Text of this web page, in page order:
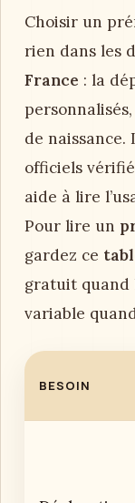
Choisir un
rien dans les
France : la
de naissance.
officiels
aide à lire
Pour lire un
gardez ce
gratuit quand
variable
BESOIN